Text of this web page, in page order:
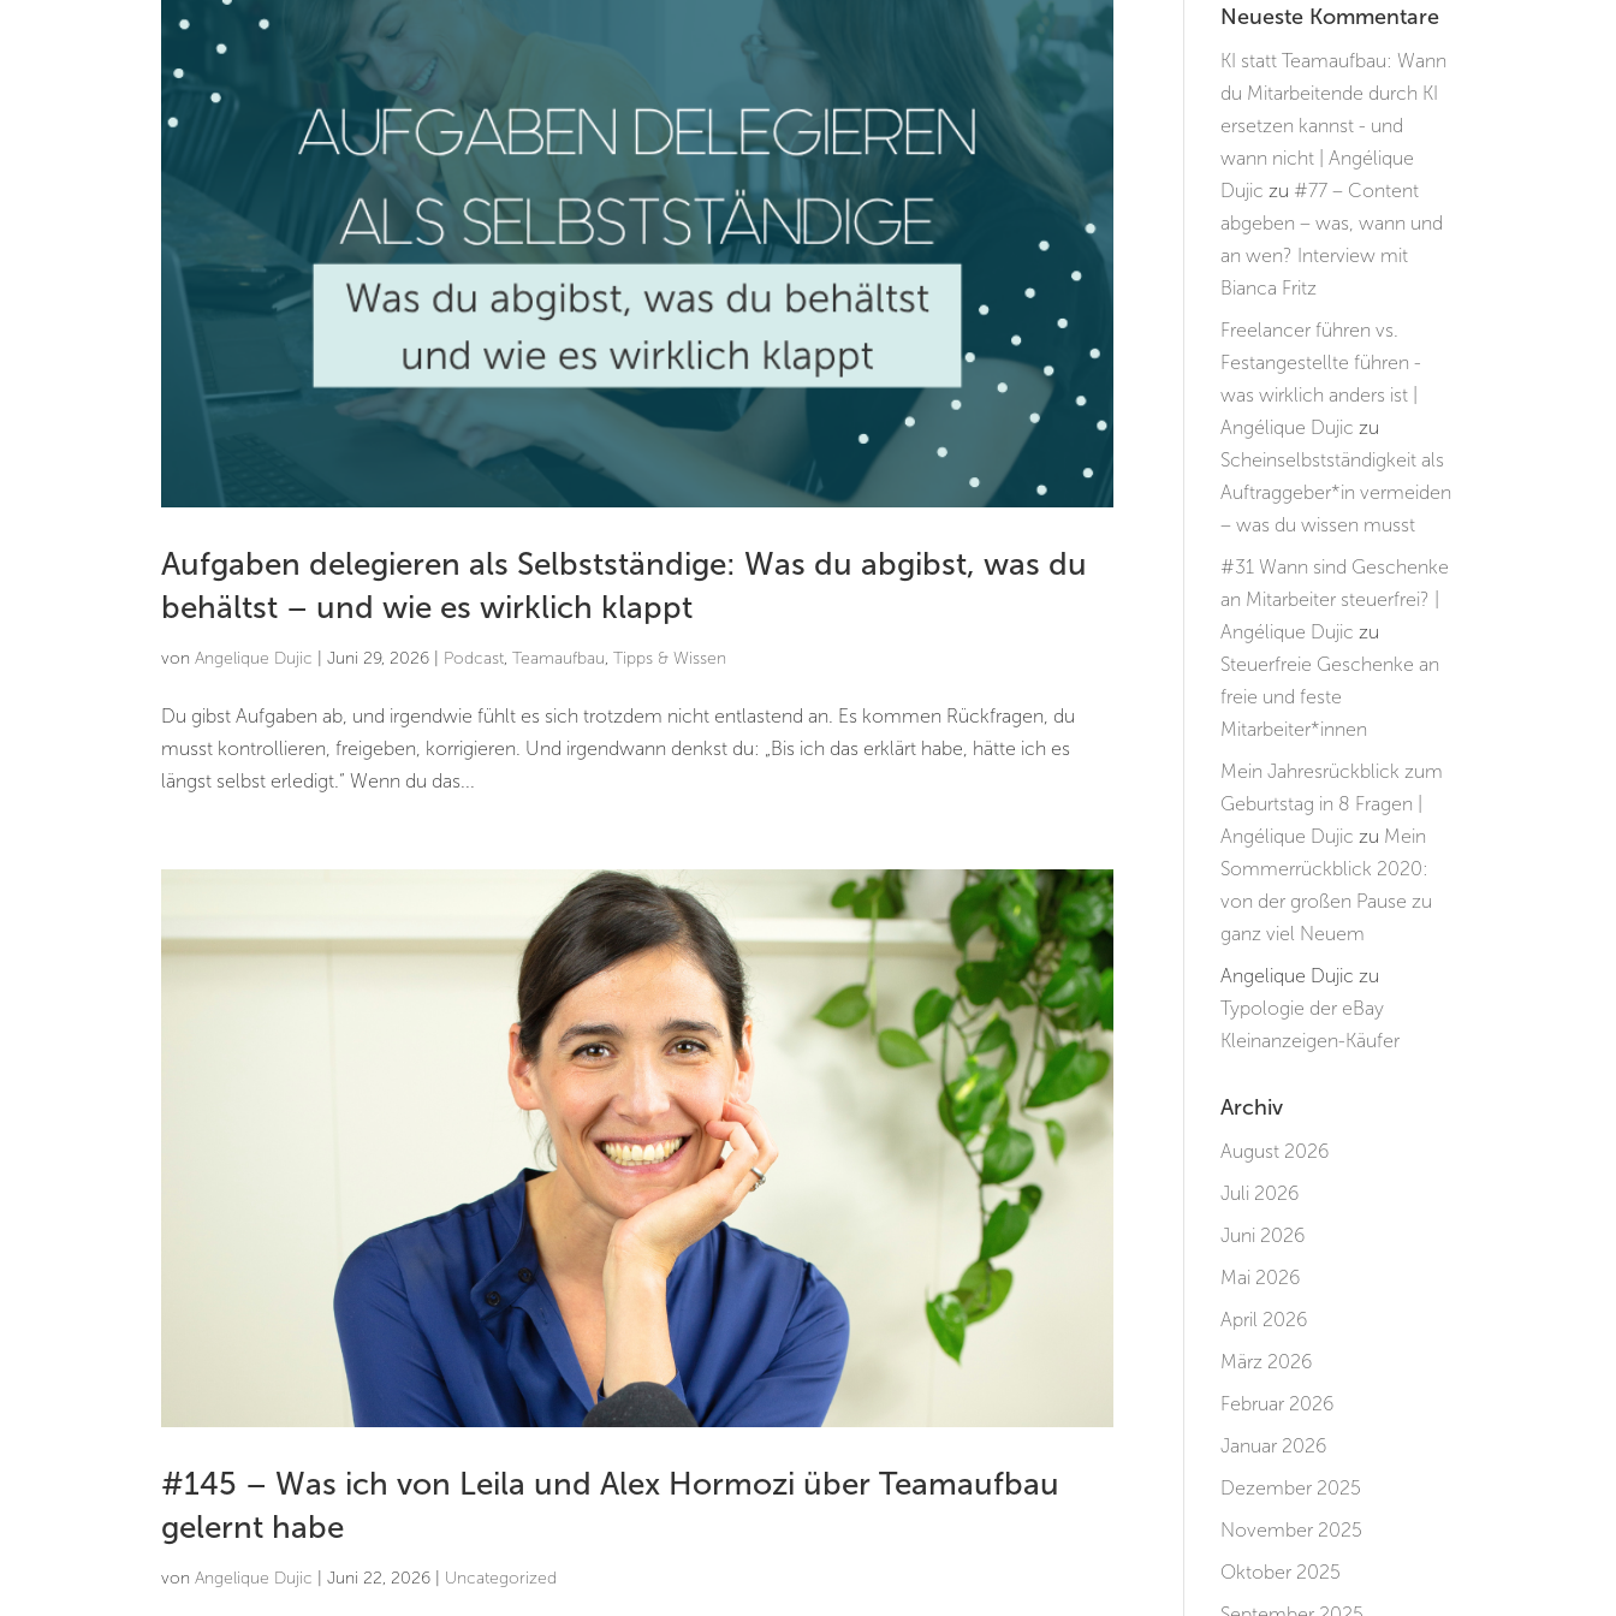
Aufgaben delegieren als Selbstständige: Was du abgibst, was du
behältst – und wie es wirklich klappt
vonAngelique Dujic |Juni 29, 2026 Podcast,Teamaufbau,Tipps & Wissen
Du gibst Aufgaben ab, und irgendwie fühlt es sich trotzdem nicht entlastend an. Es kommen Rückfragen, du
musst kontrollieren, freigeben, korrigieren. Und irgendwann denkst du: „Bis ich das erklärt habe, hätte ich es
längst selbst erledigt.“ Wenn du das...
#145 – Was ich von Leila und Alex Hormozi über Teamaufbau
gelernt habe
vonAngelique Dujic |Juni 22, 2026 Uncategorized
Neueste Kommentare
KI statt Teamaufbau: Wann
du Mitarbeitende durch KI
ersetzen kannst - und
wann nicht | Angélique
Dujic zu #77 – Content
abgeben – was, wann und
an wen? Interview mit
Bianca Fritz
Freelancer führen vs.
Festangestellte führen -
was wirklich anders ist |
Angélique Dujic zu
Scheinselbstständigkeit als
Auftraggeber*in vermeiden
– was du wissen musst
#31 Wann sind Geschenke
an Mitarbeiter steuerfrei? |
Angélique Dujic zu
Steuerfreie Geschenke an
freie und feste
Mitarbeiter*innen
Mein Jahresrückblick zum
Geburtstag in 8 Fragen |
Angélique Dujic zu Mein
Sommerrückblick 2020:
von der großen Pause zu
ganz viel Neuem
Angelique Dujic zu
Typologie der eBay
Kleinanzeigen-Käufer
Archiv
August 2026
Juli 2026
Juni 2026
Mai 2026
April 2026
März 2026
Februar 2026
Januar 2026
Dezember 2025
November 2025
Oktober 2025